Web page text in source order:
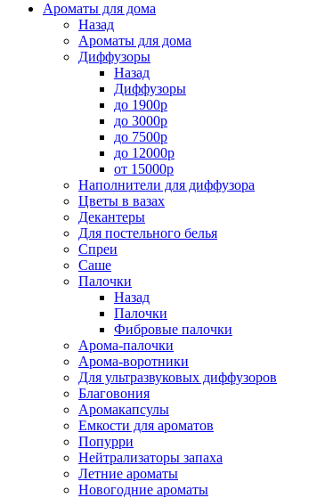
Ароматы для дома
Назад
Ароматы для дома
Диффузоры
Назад
Диффузоры
до 1900р
до 3000р
до 7500р
до 12000р
от 15000р
Наполнители для диффузора
Цветы в вазах
Декантеры
Для постельного белья
Спреи
Саше
Палочки
Назад
Палочки
Фибровые палочки
Арома-палочки
Арома-воротники
Для ультразвуковых диффузоров
Благовония
Аромакапсулы
Емкости для ароматов
Попурри
Нейтрализаторы запаха
Летние ароматы
Новогодние ароматы